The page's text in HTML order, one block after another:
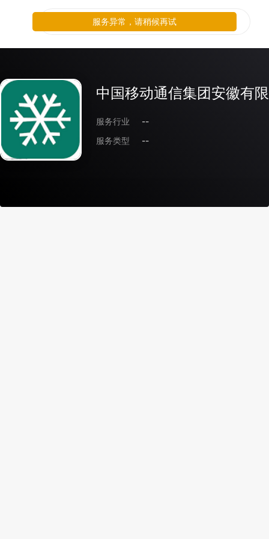
中国移动通信集团安徽有
服务行业
--
服务类型
--
服务异常，请稍候再试